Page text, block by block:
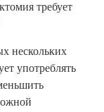
требует
нескольких
употреблять